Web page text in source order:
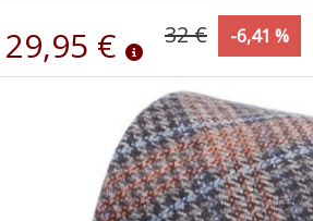
29,95 € 32 € -6,41 %